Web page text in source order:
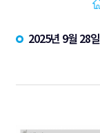
2025년 9월 28